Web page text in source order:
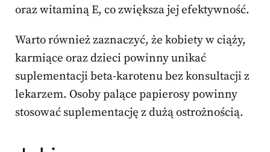
oraz witaminą E, co zwiększa jej efektywność.
Warto również zaznaczyć, że kobiety w ciąży,
karmiące oraz dzieci powinny unikać
suplementacji beta-karotenu bez konsultacji z
lekarzem. Osoby palące papierosy powinny
stosować suplementację z dużą ostrożnością.